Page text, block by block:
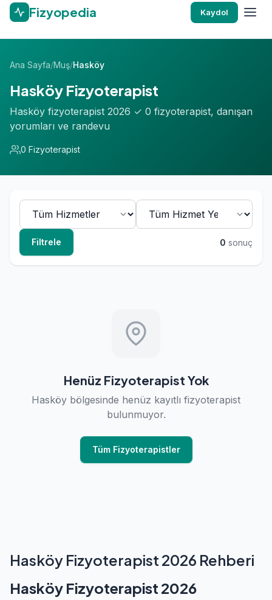
Fizyopedia Kaydol
Ana Sayfa/Muş/Hasköy
Hasköy Fizyoterapist
Hasköy fizyoterapist 2026 ✓ 0 fizyoterapist, danışan
yorumları ve randevu
0 Fizyoterapist
Filtrele 0 sonuç
Henüz Fizyoterapist Yok
Hasköy bölgesinde henüz kayıtlı fizyoterapist
bulunmuyor.
Tüm Fizyoterapistler
Hasköy Fizyoterapist 2026 Rehberi
Hasköy Fizyoterapist 2026